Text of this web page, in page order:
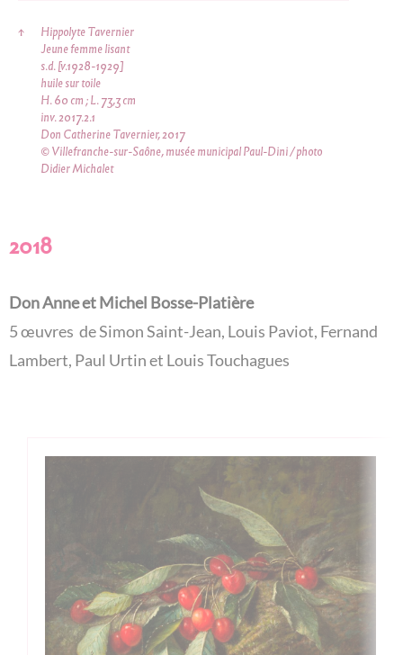
↑
Hippolyte Tavernier
Jeune femme lisant
s.d. [v.1928-1929]
huile sur toile
H. 60 cm ; L. 73,3 cm
inv. 2017.2.1
Don Catherine Tavernier, 2017
© Villefranche-sur-Saône, musée municipal Paul-Dini / photo
Didier Michalet
2018
Don Anne et Michel Bosse-Platière
5 œuvres de Simon Saint-Jean, Louis Paviot, Fernand
Lambert, Paul Urtin et Louis Touchagues